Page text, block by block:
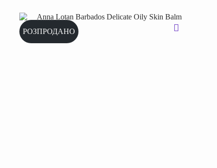
РОЗПРОДАНО